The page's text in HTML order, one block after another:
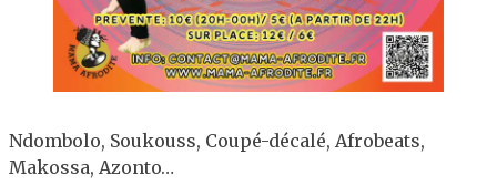
Ndombolo, Soukouss, Coupé-décalé, Afrobeats,
Makossa, Azonto…